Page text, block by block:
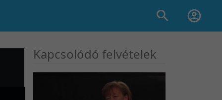
Kapcsolódó felvételek